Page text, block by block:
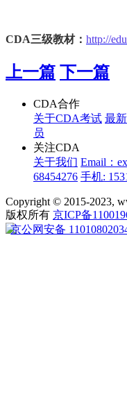
CDA三级教材： http://
上一篇 下一篇
CDA合作
关于CDA考试 最
员
关注CDA
关于我们 Email：
68454276 手机:
Copyright © 2015-2023,
版权所有 京ICP备
京公网安备